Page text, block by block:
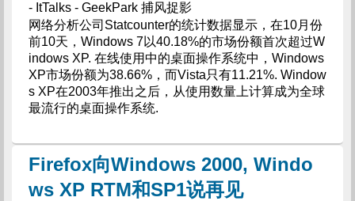
- ItTalks - GeekPark 捕风捉影
网络分析公司Statcounter的统计数据显示，在10月份
前10天，Windows 7以40.18%的市场份额首次超过W
indows XP. 在线使用中的桌面操作系统中，Windows
XP市场份额为38.66%，而Vista只有11.21%. Window
s XP在2003年推出之后，从使用数量上计算成为全球
最流行的桌面操作系统.
Firefox向Windows 2000, Windo
ws XP RTM和SP1说再见